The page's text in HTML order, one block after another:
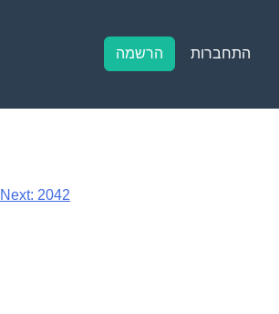
התחברות הרשמה
Next: 2042